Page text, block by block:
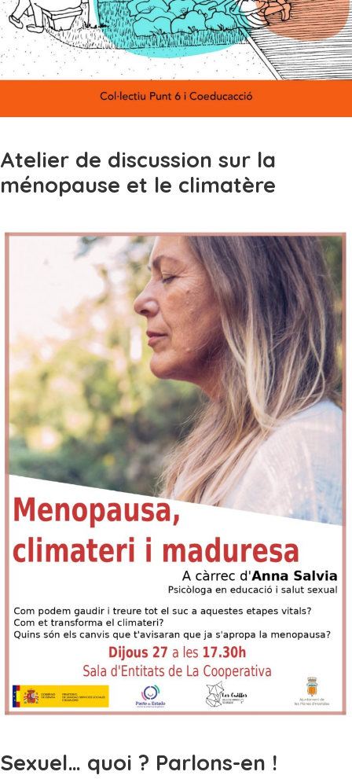
Atelier de discussion sur la
ménopause et le climatère
Sexuel… quoi ? Parlons-en !